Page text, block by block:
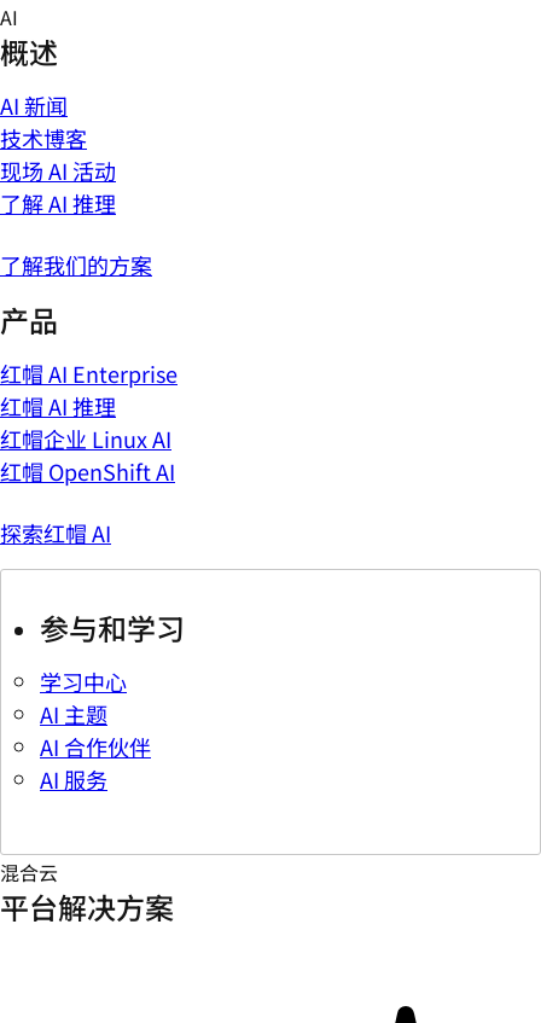
Skip
to
content
AI
概述
AI 新闻
技术博客
现场 AI 活动
了解 AI 推理
了解我们的方案
产品
红帽 AI Enterprise
红帽 AI 推理
红帽企业 Linux AI
红帽 OpenShift AI
探索红帽 AI
参与和学习
学习中心
AI 主题
AI 合作伙伴
AI 服务
混合云
平台解决方案